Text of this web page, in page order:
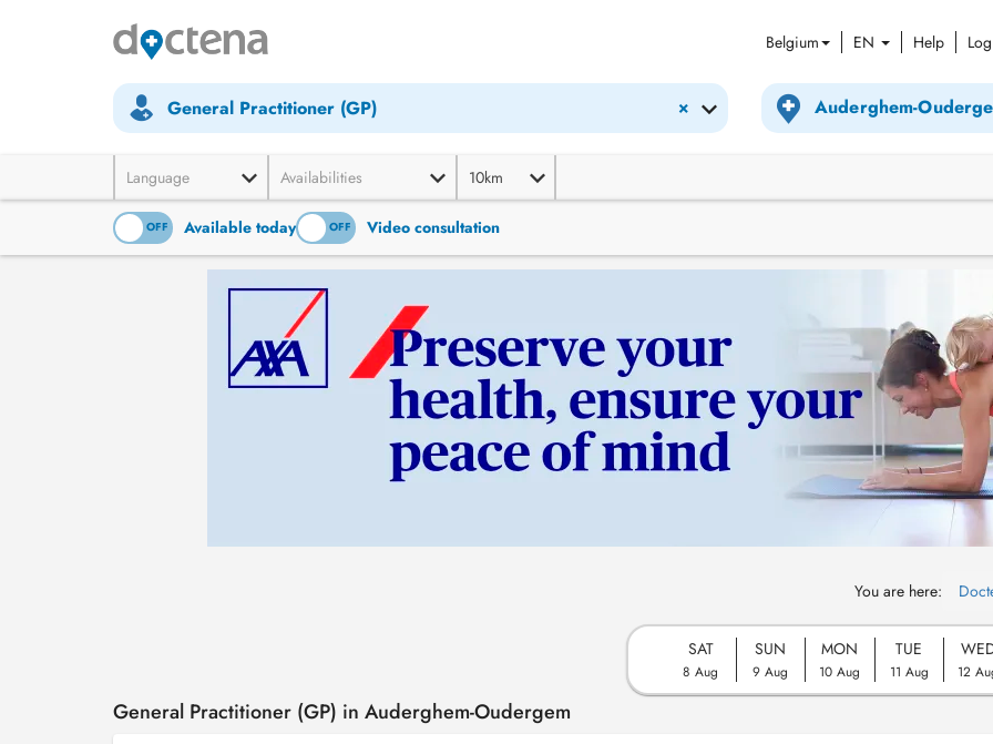
Belgium EN Help
×
General Practitioner (GP)
Language Availabilities 10km
OFF Available today
ON OFF Video consultation
You are here:
SAT
8 Aug
SUN
9 Aug
MON
10 Aug
TUE
11 Aug 12
General Practitioner (GP) in Auderghem-Oudergem